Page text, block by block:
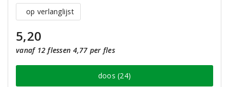
op verlanglijst
5,20
vanaf 12 flessen 4,77 per fles
doos (24)